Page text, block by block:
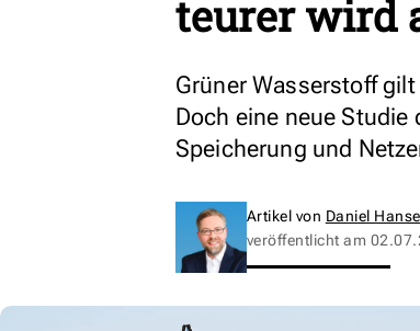
teurer wird
Grüner Wasserstoff
Doch eine neue Studie
Speicherung und
Artikel von Daniel
veröffentlicht am